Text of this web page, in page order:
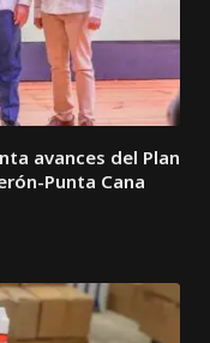
avances del Plan
Punta Cana